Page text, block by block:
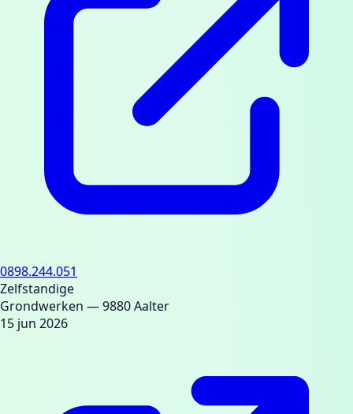
0898.244.051
Zelfstandige
Grondwerken — 9880 Aalter
15 jun 2026